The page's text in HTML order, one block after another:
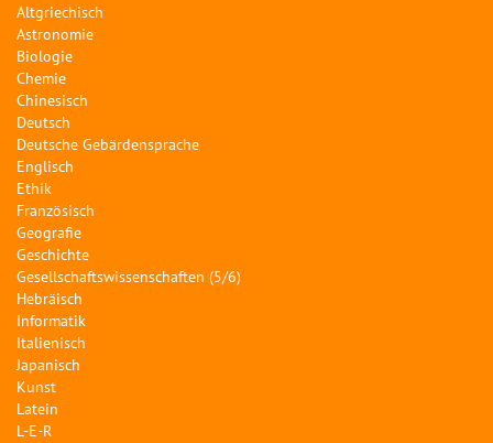
Altgriechisch
Astronomie
Biologie
Chemie
Chinesisch
Deutsch
Deutsche Gebärdensprache
Englisch
Ethik
Französisch
Geografie
Geschichte
Gesellschaftswissenschaften (5/6)
Hebräisch
Informatik
Italienisch
Japanisch
Kunst
Latein
L-E-R